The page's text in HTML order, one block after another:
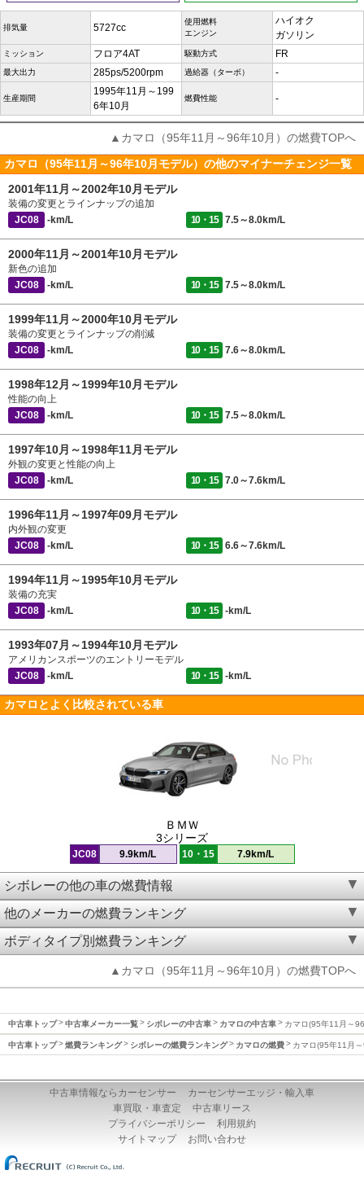
排気量 5727cc
使用燃料
エンジン
ハイオク
ガソリン
ミッション フロア4AT 駆動方式 FR
最大出力 285ps/5200rpm 過給器（ターボ） -
生産期間
1995年11月～199
6年10月
燃費性能 -
▲カマロ（95年11月～96年10月）の燃費TOPへ
カマロ（95年11月～96年10月モデル）の他のマイナーチェンジ一覧
2001年11月～2002年10月モデル
装備の変更とラインナップの追加
JC08
-km/L 10・15 7.5～8.0km/L
2000年11月～2001年10月モデル
新色の追加
JC08
-km/L 10・15 7.5～8.0km/L
1999年11月～2000年10月モデル
装備の変更とラインナップの削減
JC08
-km/L 10・15 7.6～8.0km/L
1998年12月～1999年10月モデル
性能の向上
JC08
-km/L 10・15 7.5～8.0km/L
1997年10月～1998年11月モデル
外観の変更と性能の向上
JC08
-km/L 10・15 7.0～7.6km/L
1996年11月～1997年09月モデル
内外観の変更
JC08
-km/L 10・15 6.6～7.6km/L
1994年11月～1995年10月モデル
装備の充実
JC08
-km/L 10・15 -km/L
1993年07月～1994年10月モデル
アメリカンスポーツのエントリーモデル
JC08
-km/L 10・15 -km/L
カマロとよく比較されている車
ＢＭＷ
3シリーズ
JC08 9.9km/L 10・15 7.9km/L
シボレーの他の車の燃費情報
他のメーカーの燃費ランキング
ボディタイプ別燃費ランキング
▲カマロ（95年11月～96年10月）の燃費TOPへ
中古車トップ 中古車メーカー一覧 シボレーの中古車 カマロの中古車 カマロ(95年11月～
中古車トップ 燃費ランキング シボレーの燃費ランキング カマロの燃費 カマロ(95年11月
中古車情報ならカーセンサー
カーセンサーエッジ・輸入車
車買取・車査定
中古車リース
プライバシーポリシー
利用規約
サイトマップ
お問い合わせ